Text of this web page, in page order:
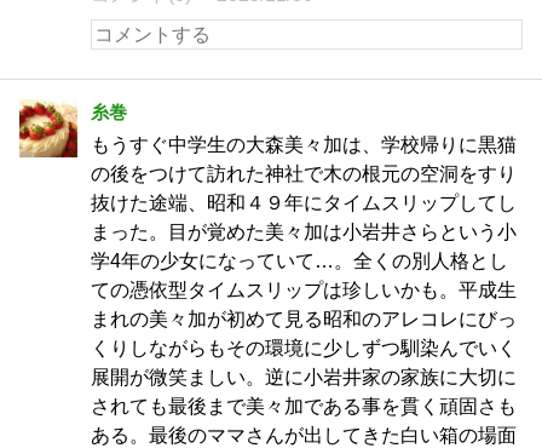
糸巻
もうすぐ中学生の大森美々加は、学校帰りに黒猫
の後をつけて訪れた神社で木の根元の空洞をすり
抜けた途端、昭和４９年にタイムスリップしてし
まった。目が覚めた美々加は小岩井さらという小
学4年の少女になっていて…。全くの別人格とし
ての憑依型タイムスリップは珍しいかも。平成生
まれの美々加が初めて見る昭和のアレコレにびっ
くりしながらもその環境に少しずつ馴染んでいく
展開が微笑ましい。逆に小岩井家の家族に大切に
されても最後まで美々加である事を貫く頑固さも
ある。最後のママさんが出してきた白い箱の場面